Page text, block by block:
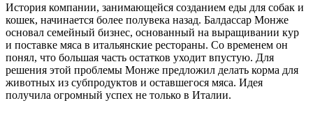
История компании, занимающейся созданием еды для собак и
кошек, начинается более полувека назад. Балдассар Монже
основал семейный бизнес, основанный на выращивании кур
и поставке мяса в итальянские рестораны. Со временем он
понял, что большая часть остатков уходит впустую. Для
решения этой проблемы Монже предложил делать корма для
животных из субпродуктов и оставшегося мяса. Идея
получила огромный успех не только в Италии.